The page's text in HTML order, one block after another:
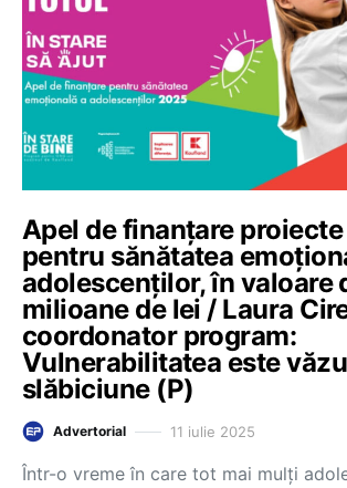
Apel de finanțare proiecte
pentru sănătatea
adolescenților, în valoare
milioane de lei / Laura
coordonator program:
Vulnerabilitatea este
slăbiciune (P)
Advertorial 11 iulie 2025
Într-o vreme în care tot mai mulți